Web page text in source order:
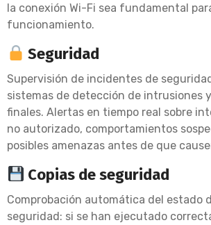
la conexión Wi-Fi sea fundamental
funcionamiento.
Seguridad
Supervisión de incidentes de
sistemas de detección de intrusiones
finales. Alertas en tiempo real sobre
no autorizado, comportamientos
posibles amenazas antes de que
Copias de seguridad
Comprobación automática del estado
seguridad: si se han ejecutado